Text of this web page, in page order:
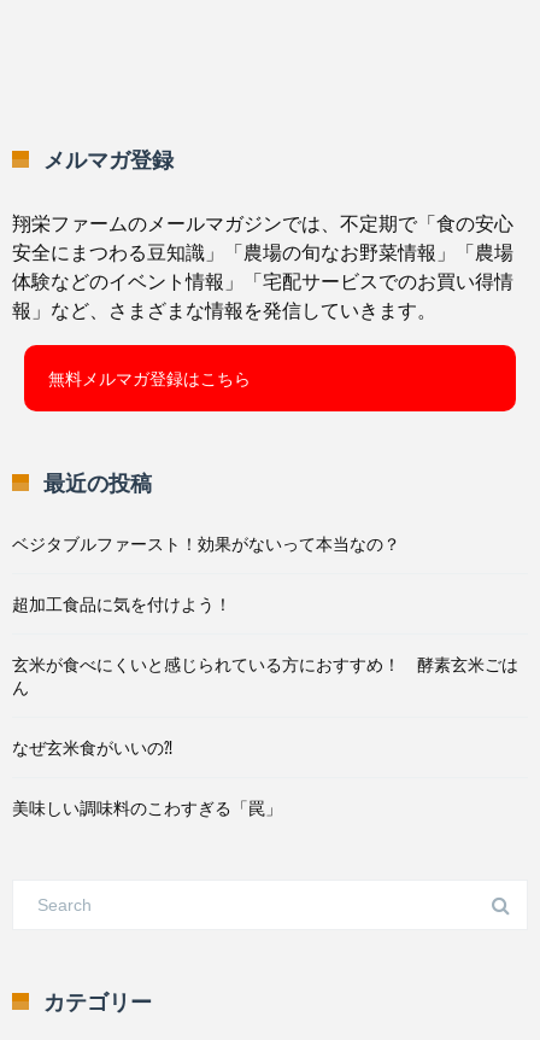
メルマガ登録
翔栄ファームのメールマガジンでは、不定期で「食の安心
安全にまつわる豆知識」「農場の旬なお野菜情報」「農場
体験などのイベント情報」「宅配サービスでのお買い得情
報」など、さまざまな情報を発信していきます。
無料メルマガ登録はこちら
最近の投稿
ベジタブルファースト！効果がないって本当なの？
超加工食品に気を付けよう！
玄米が食べにくいと感じられている方におすすめ！ 酵素玄米ごは
ん
なぜ玄米食がいいの⁈
美味しい調味料のこわすぎる「罠」
カテゴリー